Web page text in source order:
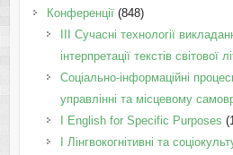
Конференції(848)
III Сучасні технології
інтерпретації текстів світової
Соціально-інформаційні
управлінні та місцевому
І English for Specific Purposes
I Лінгвокогнітивні та